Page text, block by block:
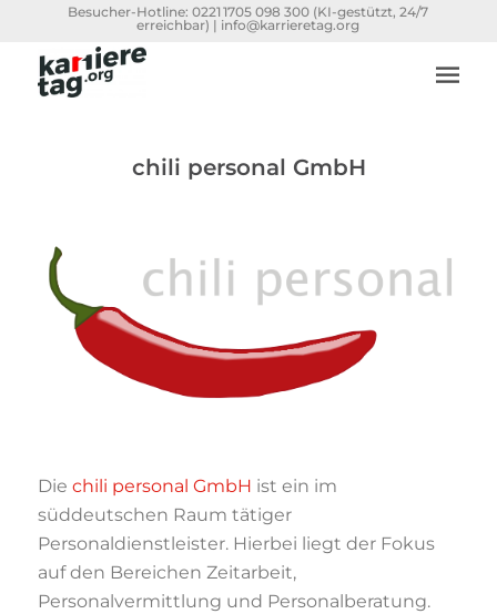
Besucher-Hotline:0221 1705 098 300 (KI-gestützt, 24/7
erreichbar) | info@karrieretag.org
chili personal GmbH
Die chili personal GmbH ist ein im
süddeutschen Raum tätiger
Personaldienstleister. Hierbei liegt der Fokus
auf den Bereichen Zeitarbeit,
Personalvermittlung und Personalberatung.